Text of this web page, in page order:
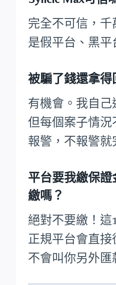
完全不可信，
是假平台、黑平
被騙了錢還拿得
有機會。我自己
但每個案子情
報警，不報警就
平台要我繳保
繳嗎？
絕對不要繳！這
正規平台會直接
不會叫你另外匯